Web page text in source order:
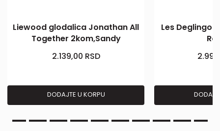
Liewood glodalica Jonathan All
Together 2kom,Sandy
2.139,00 RSD
DODAJTE U KORPU
Les